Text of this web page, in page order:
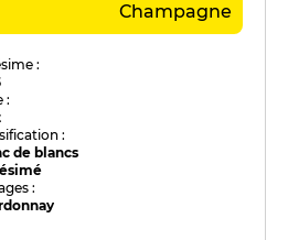
Champagne
:
:
:
de blancs
: